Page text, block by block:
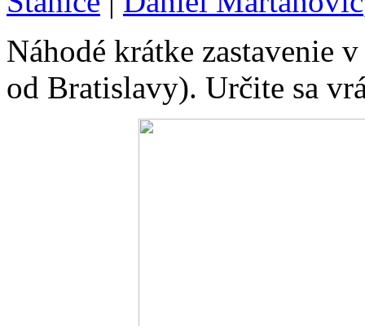
Náhodé krátke zastavenie
od Bratislavy). Určite sa